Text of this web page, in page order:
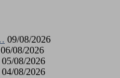
09/08/2026
06/08/2026
05/08/2026
04/08/2026